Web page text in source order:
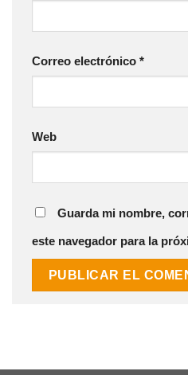
Correo electrónico *
Web
Guarda mi nombre,
este navegador para la